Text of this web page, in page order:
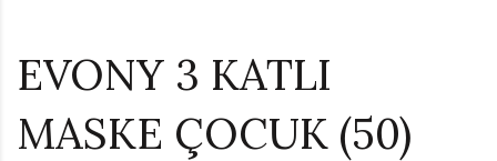
EVONY 3 KATLI
MASKE ÇOCUK (50)